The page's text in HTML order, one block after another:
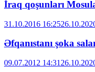
İraq qoşunları
31.10.2016 16:25
Əfqanıstanı şoka
09.07.2012 14:31